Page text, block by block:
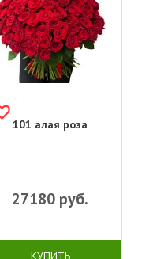
101 алая роза
27180 руб.
КУПИТЬ